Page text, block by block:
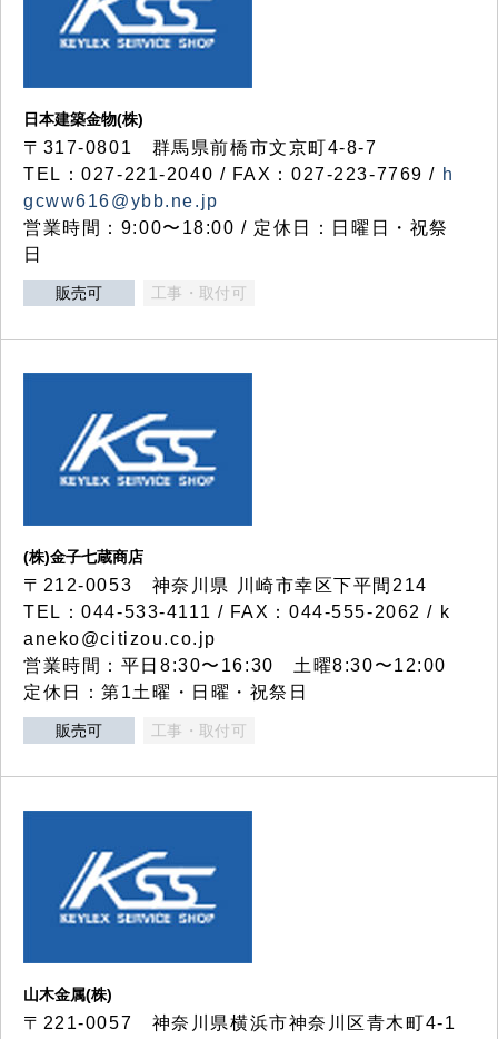
日本建築金物(株)
〒317‐0801 群馬県前橋市文京町4-8-7
TEL：027-221-2040 / FAX：027-223-7769 / h
gcww616@ybb.ne.jp
営業時間：9:00〜18:00 / 定休日：日曜日・祝祭
日
販売可 工事・取付可
(株)金子七蔵商店
〒212-0053 神奈川県 川崎市幸区下平間214
TEL：044-533-4111 / FAX：044-555-2062 / k
aneko@citizou.co.jp
営業時間：平日8:30〜16:30 土曜8:30〜12:00
定休日：第1土曜・日曜・祝祭日
販売可 工事・取付可
山木金属(株)
〒221-0057 神奈川県横浜市神奈川区青木町4-1